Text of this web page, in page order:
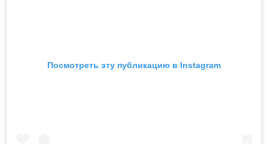
Посмотреть эту публикацию в Instagram